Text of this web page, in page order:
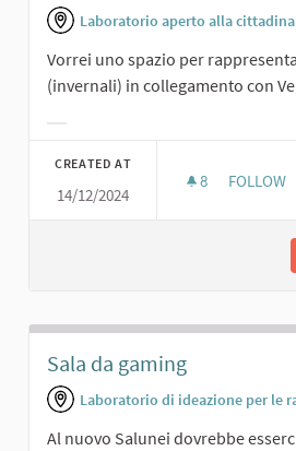
Laboratorio aperto alla
Vorrei uno spazio per
(invernali) in collegamento con
CREATED AT
14/12/2024
8 8
FOLLOW
Sala da gaming
Laboratorio di ideazione per le
Al nuovo Salunei dovrebbe